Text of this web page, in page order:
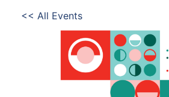
<< All Events